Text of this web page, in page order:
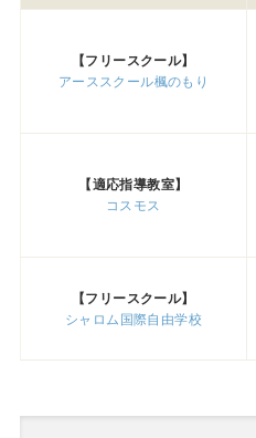
【フリースクール】
アーススクール楓のもり
【適応指導教室】
コスモス
【フリースクール】
シャロム国際自由学校